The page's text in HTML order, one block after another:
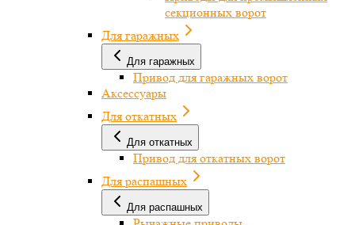
секционных ворот
Для гаражных
Для гаражных
Привод для гаражных ворот
Аксессуары
Для откатных
Для откатных
Привод для откатных ворот
Для распашных
Для распашных